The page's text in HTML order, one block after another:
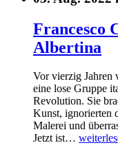
Francesco
Albertina
Vor vierzig Jahren
eine lose Gruppe
Revolution. Sie
Kunst, ignorierten
Malerei und
Jetzt ist…